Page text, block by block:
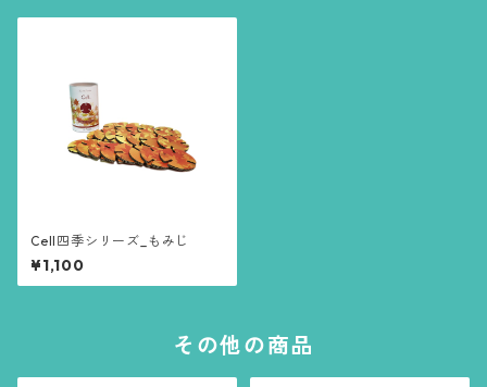
Cell四季シリーズ_もみじ
¥1,100
その他の商品